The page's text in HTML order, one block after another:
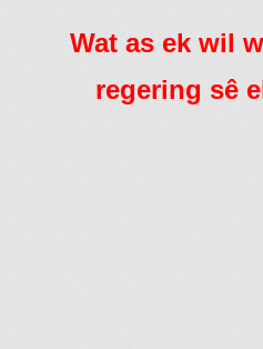
Wat as ek wil
regering sê